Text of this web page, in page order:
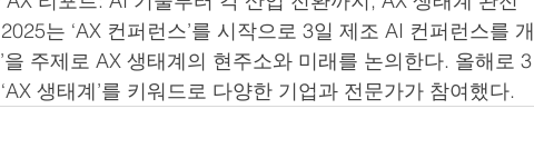
는 ‘AX 컨퍼런스’를 시작으로 3일 제조 AI 컨퍼런스를 개
을 주제로 AX 생태계의 현주소와 미래를 논의한다. 올해로 3
생태계’를 키워드로 다양한 기업과 전문가가 참여했다.